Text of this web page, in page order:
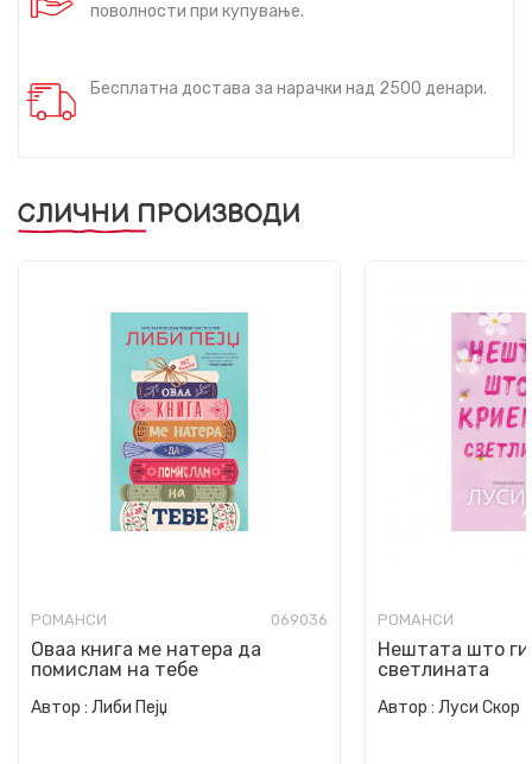
поволности при купување.
Бесплатна достава за нарачки над 2500 денари.
СЛИЧНИ ПРОИЗВОДИ
РОМАНСИ 069036
Оваа книга ме натера да
помислам на тебе
Автор : Либи Пејџ
РОМАНСИ
Нештата што
светлината
Автор : Луси Скор